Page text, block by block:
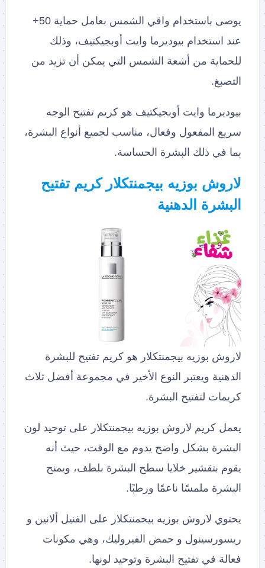
يوصى باستخدام واقي الشمس بعامل حماية 50+
عند استخدام بيوديرما وايت أوبجيكتيف، وذلك
للحماية من أشعة الشمس التي يمكن أن تزيد من
التصبغ.
بيوديرما وايت أوبجيكتيف هو كريم تفتيح الوجه
سريع المفعول وفعال، مناسب لجميع أنواع البشرة،
بما في ذلك البشرة الحساسة.
لاروش بوزيه بيجمنتكلار كريم تفتيح
البشرة الدهنية
لاروش بوزيه بيجمنتكلار هو كريم تفتيح للبشرة
الدهنية ويعتبر النوع الأخير في مجموعة أفضل ثلاث
كريمات لتفتيح البشرة.
يعمل كريم لاروش بوزيه بيجمنتكلار على توحيد لون
البشرة بشكل واضح يدوم مع الوقت، حيث أنه
يقوم بتقشير خلايا سطح البشرة بلطف، ويمنح
البشرة ملمسًا ناعمًا ورطبًا.
يحتوي لاروش بوزيه بيجمنتكلار على الفنيل ألانين و
ريسورسينول و حمض الفيروليك، وهي مكونات
فعالة في تفتيح البشرة وتوحيد لونها.